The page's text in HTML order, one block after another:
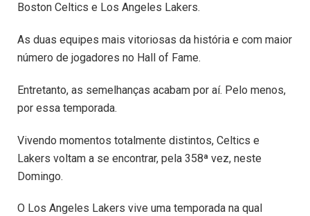
Boston Celtics e Los Angeles Lakers.
As duas equipes mais vitoriosas da história e com maior
número de jogadores no Hall of Fame.
Entretanto, as semelhanças acabam por aí. Pelo menos,
por essa temporada.
Vivendo momentos totalmente distintos, Celtics e
Lakers voltam a se encontrar, pela 358ª vez, neste
Domingo.
O Los Angeles Lakers vive uma temporada na qual